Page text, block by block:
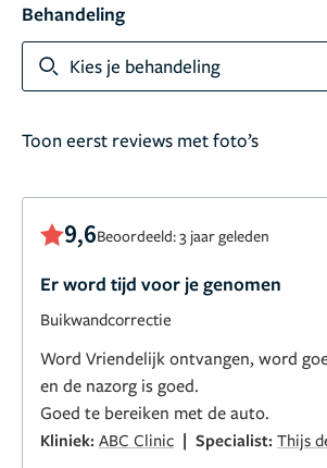
Behandeling
Kies je behandeling
Toon eerst reviews met foto’s
9,6Beoordeeld: 3 jaar geleden
Er word tijd voor je genomen
Buikwandcorrectie
Word Vriendelijk ontvangen, word
en de nazorg is goed.
Goed te bereiken met de auto.
Kliniek: ABC Clinic | Specialist: Thijs